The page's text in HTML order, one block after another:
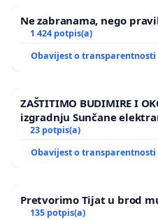
Ne zabranama, nego
1 424 potpis(a)
Obavijest o transparentnosti
ZAŠTITIMO BUDIMIRE I
izgradnju Sunčane
Ugljana
23 potpis(a)
Obavijest o transparentnosti
Pretvorimo Tijat u brod
135 potpis(a)